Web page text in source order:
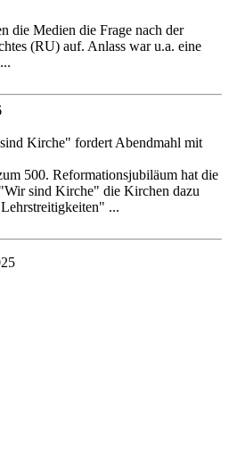
die Medien die Frage nach der
(RU) auf. Anlass war u.a. eine
Kirche" fordert Abendmahl mit
500. Reformationsjubiläum hat die
sind Kirche" die Kirchen dazu
...